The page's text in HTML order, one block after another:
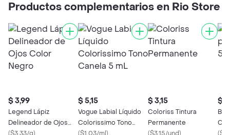
Productos complementarios en Rio Store
$ 3,99
Legend Lápiz
Delineador de Ojos
$ 5,15
Vogue Labial Líquido
Colorissimo Tono
$ 3,15
Coloriss Tintura
Permanente
$